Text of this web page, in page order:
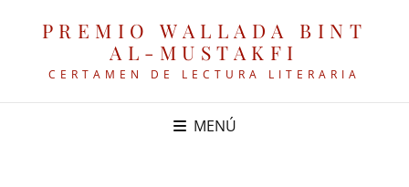
PREMIO WALLADA BINT
AL-MUSTAKFI
CERTAMEN DE LECTURA LITERARIA
MENÚ